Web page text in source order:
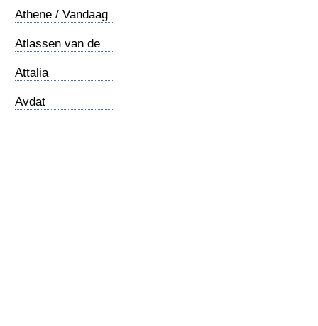
Athene / Vandaag
Atlassen van de
Attalia
Avdat